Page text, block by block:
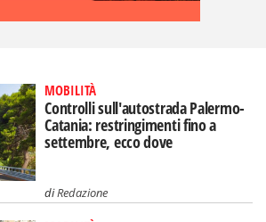
MOBILITÀ
Controlli sull'autostrada Palermo-
Catania: restringimenti fino a
settembre, ecco dove
diRedazione